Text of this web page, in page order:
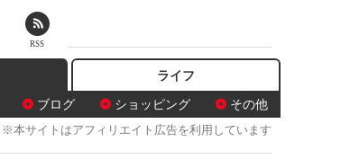
ブログ ショッピング その他
ライフ
※本サイトはアフィリエイト広告を利用しています
RSS